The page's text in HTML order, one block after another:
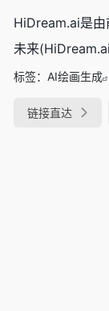
HiDream.ai是
未来
标签： AI绘画生成
链接直达